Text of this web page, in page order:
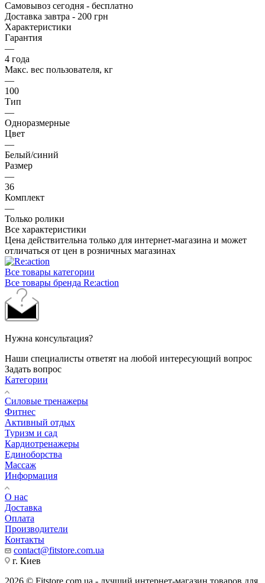
Самовывоз сегодня - бесплатно
Доставка завтра - 200 грн
Характеристики
Гарантия
—
4 года
Макс. вес пользователя, кг
—
100
Тип
—
Одноразмерные
Цвет
—
Белый/синий
Размер
—
36
Комплект
—
Только ролики
Все характеристики
Цена действительна только для интернет-магазина и может
отличаться от цен в розничных магазинах
Все товары категории
Все товары бренда Re:action
Нужна консультация?
Наши специалисты ответят на любой интересующий вопрос
Задать вопрос
Категории
Силовые тренажеры
Фитнес
Активный отдых
Туризм и сад
Кардиотренажеры
Единоборства
Массаж
Информация
О нас
Доставка
Оплата
Производители
Контакты
contact@fitstore.com.ua
г. Киев